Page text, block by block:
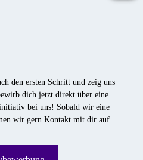
den ersten Schritt und zeig uns
dich jetzt direkt über eine
bei uns! Sobald wir eine
wir gern Kontakt mit dir auf.